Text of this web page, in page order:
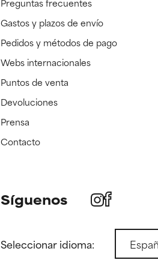
Gastos y plazos de envío
Pedidos y métodos de pago
Webs internacionales
Puntos de venta
Devoluciones
Prensa
Contacto
Síguenos
Seleccionar idioma: